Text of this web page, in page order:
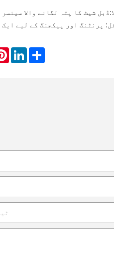
ڈبل شیٹ کا پتہ لگانے والا
پرنٹنگ اور پیکجنگ کے لیے ایک
PinterestLinkedIn